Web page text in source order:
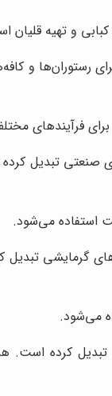
و تهیه قلیان
رستوران‌ها و
برای فرآیندهای
تبدیل
استفاده می‌شود.
گرمایشی تبدیل
می‌شود.
تبدیل کرده